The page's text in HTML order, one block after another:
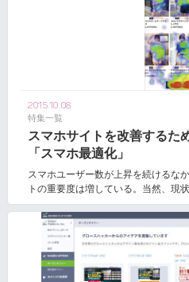
2015.10.08
特集一覧
スマホサイトを改善するた
「スマホ最適化」
スマホユーザー数が上昇を続けるな
トの重要度は増している。当然、現